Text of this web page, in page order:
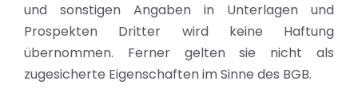
und sonstigen Angaben in Unterlagen und
Prospekten Dritter wird keine Haftung
übernommen. Ferner gelten sie nicht als
zugesicherte Eigenschaften im Sinne des BGB.